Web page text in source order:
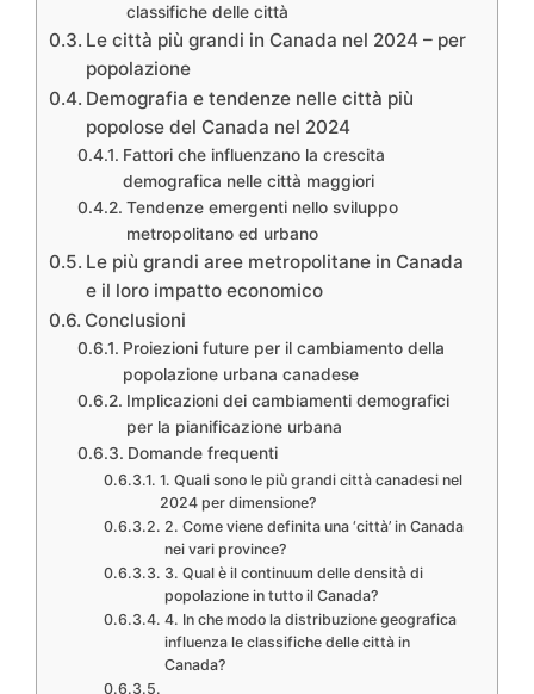
classifiche delle città
Le città più grandi in Canada nel 2024 – per
popolazione
Demografia e tendenze nelle città più
popolose del Canada nel 2024
Fattori che influenzano la crescita
demografica nelle città maggiori
Tendenze emergenti nello sviluppo
metropolitano ed urbano
Le più grandi aree metropolitane in Canada
e il loro impatto economico
Conclusioni
Proiezioni future per il cambiamento della
popolazione urbana canadese
Implicazioni dei cambiamenti demografici
per la pianificazione urbana
Domande frequenti
1. Quali sono le più grandi città canadesi nel
2024 per dimensione?
2. Come viene definita una ‘città’ in Canada
nei vari province?
3. Qual è il continuum delle densità di
popolazione in tutto il Canada?
4. In che modo la distribuzione geografica
influenza le classifiche delle città in
Canada?